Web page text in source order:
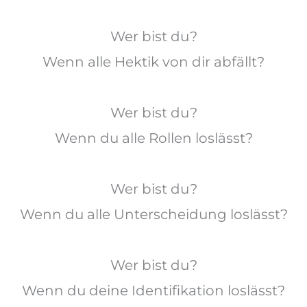
Wer bist du?
Wenn alle Hektik von dir abfällt?
Wer bist du?
Wenn du alle Rollen loslässt?
Wer bist du?
Wenn du alle Unterscheidung loslässt?
Wer bist du?
Wenn du deine Identifikation loslässt?